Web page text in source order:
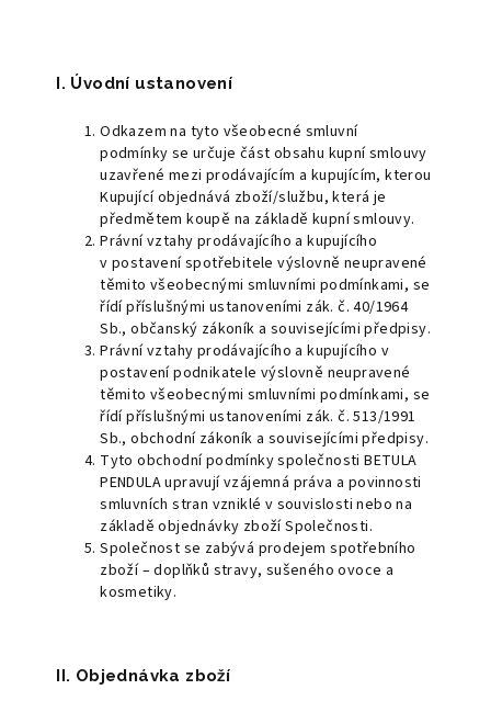
I. Úvodní ustanovení
Odkazem na tyto všeobecné smluvní
podmínky se určuje část obsahu kupní smlouvy
uzavřené mezi prodávajícím a kupujícím, kterou
Kupující objednává zboží/službu, která je
předmětem koupě na základě kupní smlouvy.
Právní vztahy prodávajícího a kupujícího
v postavení spotřebitele výslovně neupravené
těmito všeobecnými smluvními podmínkami, se
řídí příslušnými ustanoveními zák. č. 40/1964
Sb., občanský zákoník a souvisejícími předpisy.
Právní vztahy prodávajícího a kupujícího v
postavení podnikatele výslovně neupravené
těmito všeobecnými smluvními podmínkami, se
řídí příslušnými ustanoveními zák. č. 513/1991
Sb., obchodní zákoník a souvisejícími předpisy.
Tyto obchodní podmínky společnosti BETULA
PENDULA upravují vzájemná práva a povinnosti
smluvních stran vzniklé v souvislosti nebo na
základě objednávky zboží Společnosti.
Společnost se zabývá prodejem spotřebního
zboží – doplňků stravy, sušeného ovoce a
kosmetiky.
II. Objednávka zboží